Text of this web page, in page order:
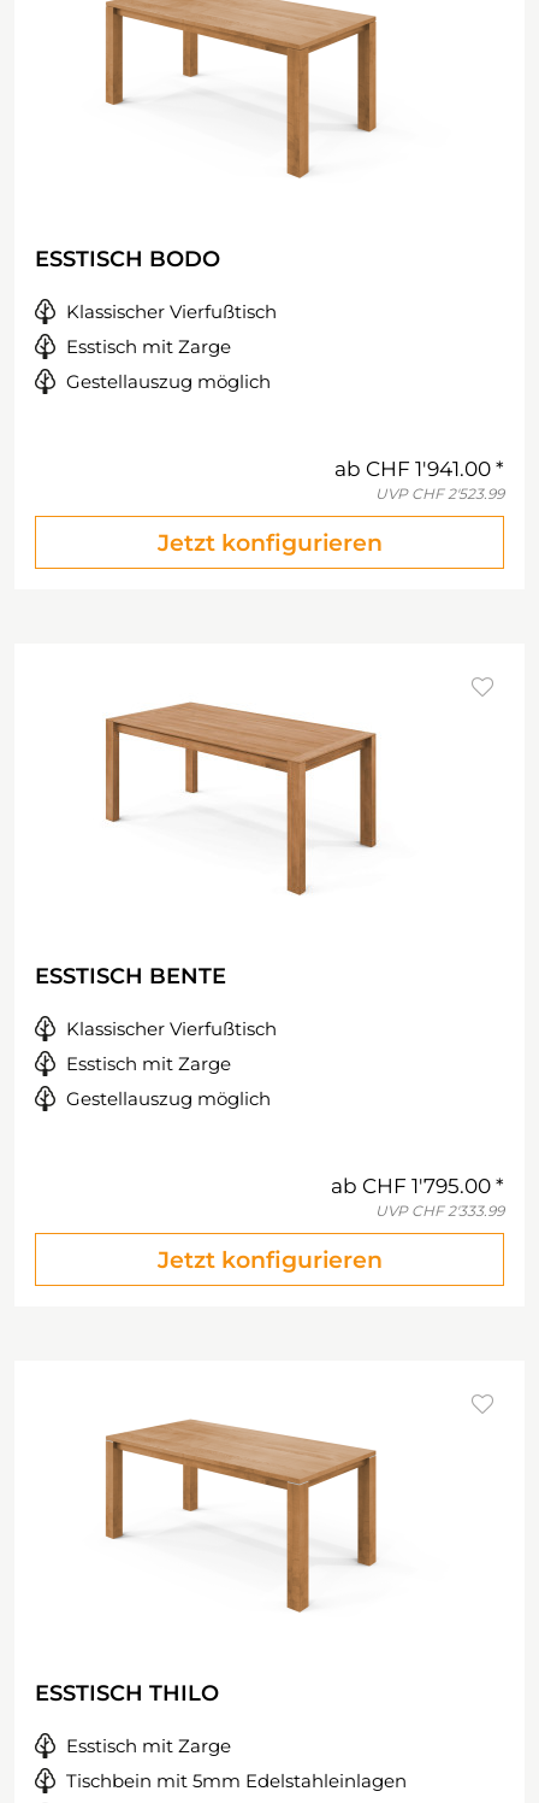
ESSTISCH BODO
Klassischer Vierfußtisch
Esstisch mit Zarge
Gestellauszug möglich
ab CHF 1'941.00
UVP CHF 2'523.99
Jetzt konfigurieren
ESSTISCH BENTE
Klassischer Vierfußtisch
Esstisch mit Zarge
Gestellauszug möglich
ab CHF 1'795.00
UVP CHF 2'333.99
Jetzt konfigurieren
ESSTISCH THILO
Esstisch mit Zarge
Tischbein mit 5mm Edelstahleinlagen